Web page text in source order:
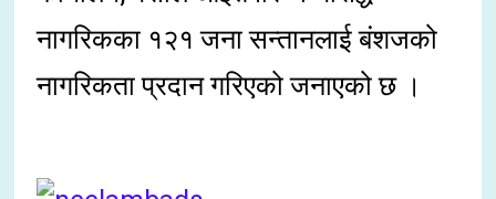
नागरिकका १२१ जना सन्तानलाई बंशजको
नागरिकता प्रदान गरिएको जनाएको छ ।